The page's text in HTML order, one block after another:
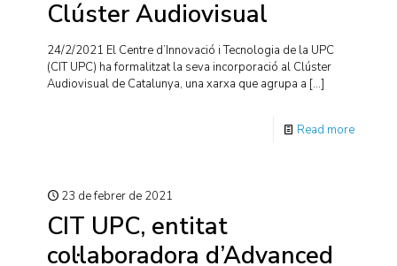
Clúster Audiovisual
24/2/2021 El Centre d’Innovació i Tecnologia de la UPC
(CIT UPC) ha formalitzat la seva incorporació al Clúster
Audiovisual de Catalunya, una xarxa que agrupa a […]
Read more
23 de febrer de 2021
CIT UPC, entitat
col·laboradora d’Advanced